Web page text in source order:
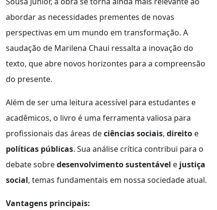
abordar as necessidades prementes de novas
perspectivas em um mundo em transformação. A
saudação de Marilena Chaui ressalta a inovação do
texto, que abre novos horizontes para a compreensão
do presente.
Além de ser uma leitura acessível para estudantes e
acadêmicos, o livro é uma ferramenta valiosa para
profissionais das áreas deciências sociais, direito e
políticas públicas. Sua análise crítica contribui para o
debate sobredesenvolvimento sustentável e justiça
social, temas fundamentais em nossa sociedade atual.
Vantagens principais: